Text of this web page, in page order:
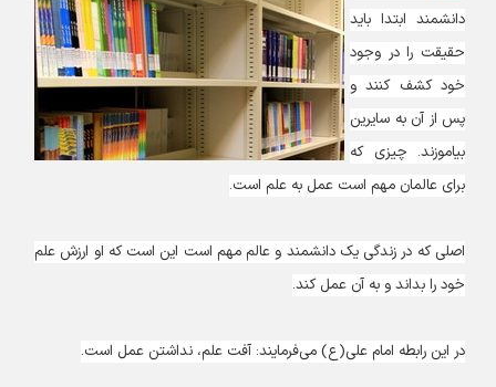
دانشمند ابتدا باید
حقیقت را در وجود
خود کشف کنند و
پس از آن به سایرین
بیاموزند. چیزی که
برای عالمان مهم است عمل به علم است.
اصلی که در زندگی یک دانشمند و عالم مهم است این است که او ارزش علم
خود را بداند و به آن عمل کند.
در این رابطه امام علی(ع) می‌فرمایند: آفت علم، نداشتن عمل است.